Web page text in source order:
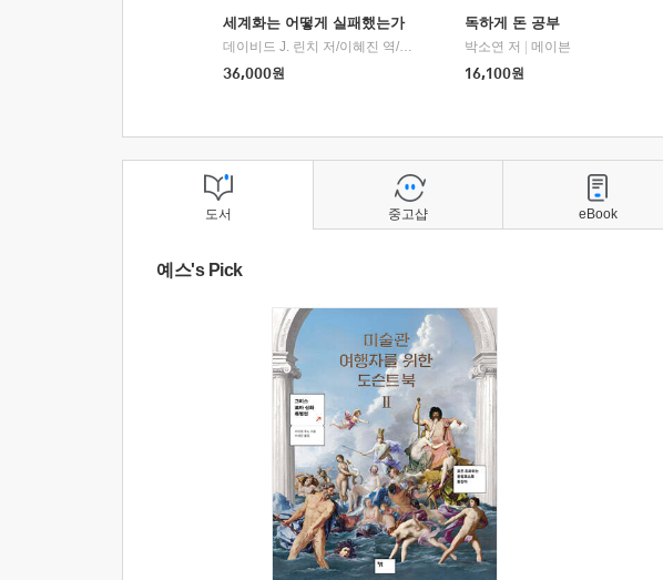
세계화는 어떻게 실패했는가
데이비드 J. 린치 저/이혜진 역/최준영 감수 | 21세기북스
36,000원
독하게 돈 공부
박소연 저
메이븐
16,100원
도서
예스's Pick
중고샵 eBook